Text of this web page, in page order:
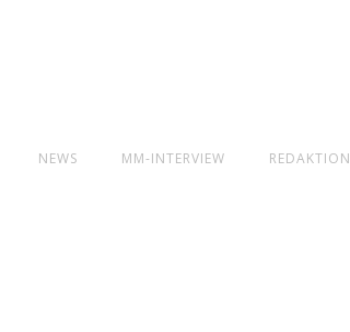
NEWS MM-INTERVIEW REDAKTION